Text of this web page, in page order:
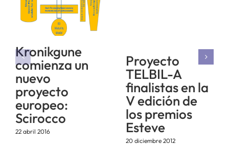
Kronikgune
comienza un
nuevo
proyecto
europeo:
Scirocco
22 abril 2016
Proyecto
TELBIL-A
finalistas en la
V edición de
los premios
Esteve
20 diciembre 2012